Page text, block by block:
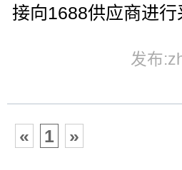
接向1688供应商进
发布
« 1 »